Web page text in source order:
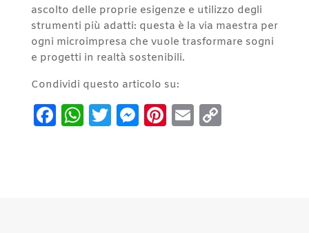
ascolto delle proprie esigenze e utilizzo degli
strumenti più adatti: questa è la via maestra per
ogni microimpresa che vuole trasformare sogni
e progetti in realtà sostenibili.
Condividi questo articolo su:
Facebook
WhatsApp
Twitter
Messenger
Pinterest
EmailCopy